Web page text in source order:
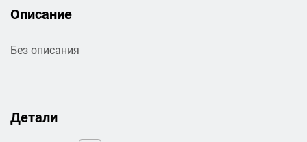
Описание
Без описания
Детали